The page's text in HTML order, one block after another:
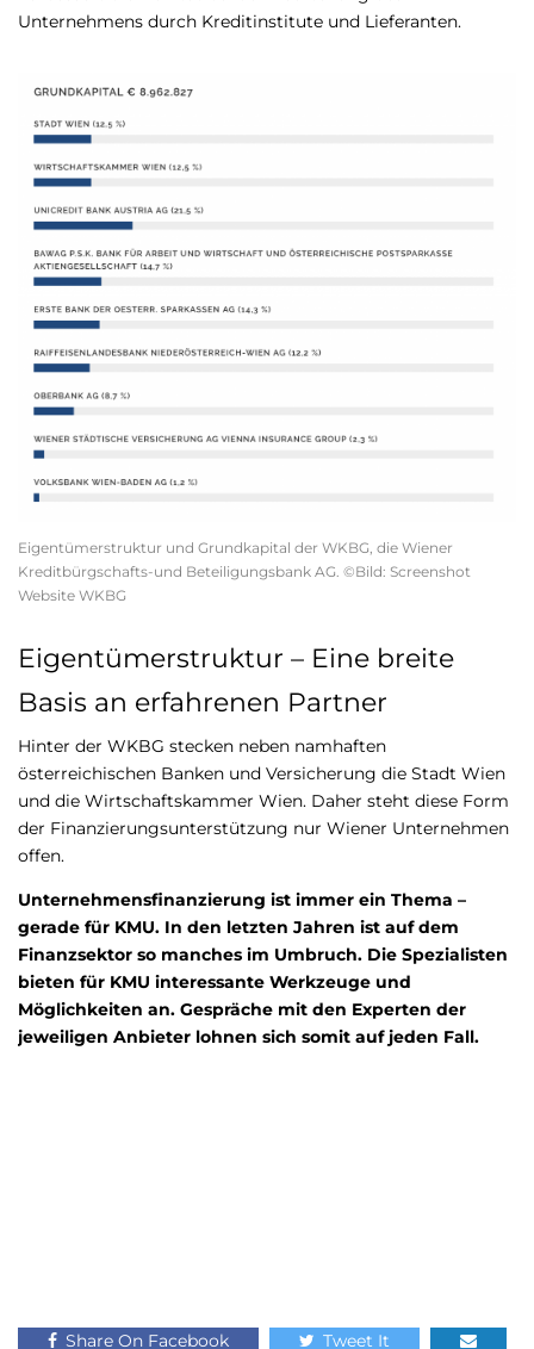
Unternehmens durch Kreditinstitute und Lieferanten.
Eigentümerstruktur und Grundkapital der WKBG, die Wiener
Kreditbürgschafts-und Beteiligungsbank AG. ©Bild: Screenshot
Website WKBG
Eigentümerstruktur – Eine breite
Basis an erfahrenen Partner
Hinter der WKBG stecken neben namhaften
österreichischen Banken und Versicherung die Stadt Wien
und die Wirtschaftskammer Wien. Daher steht diese Form
der Finanzierungsunterstützung nur Wiener Unternehmen
offen.
Unternehmensfinanzierung ist immer ein Thema ­­–
gerade für KMU. In den letzten Jahren ist auf dem
Finanzsektor so manches im Umbruch. Die Spezialisten
bieten für KMU interessante Werkzeuge und
Möglichkeiten an. Gespräche mit den Experten der
jeweiligen Anbieter lohnen sich somit auf jeden Fall.
Share On Facebook Tweet It